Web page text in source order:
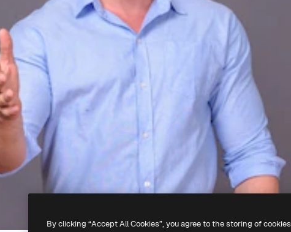
By clicking “Accept All Cookies”, you agree to the storing of